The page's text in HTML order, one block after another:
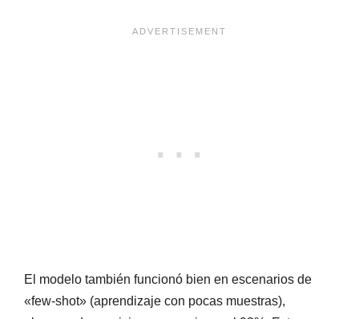
El modelo también funcionó bien en escenarios de
«few-shot» (aprendizaje con pocas muestras),